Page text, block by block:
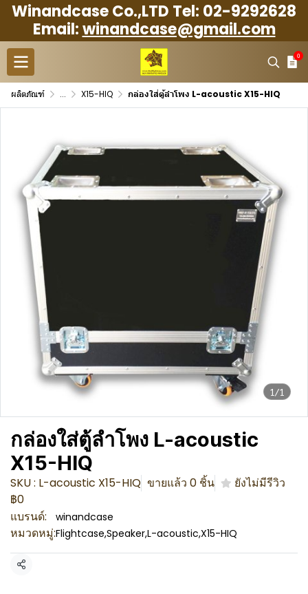
Winandcase Co.,LTD Tel: 02-9292628
Email:winandcase@gmail.com
0
ผลิตภัณฑ์ ... X15-HIQ กล่องใส่ตู้ลำโพง L-acoustic X15-HIQ
1/1
กล่องใส่ตู้ลำโพง L-acoustic
X15-HIQ
SKU : L-acoustic X15-HIQ ขายแล้ว 0 ชิ้น
ยังไม่มีรีวิว
฿0
แบรนด์:
winandcase
หมวดหมู่:Flightcase,Speaker,L-acoustic,X15-HIQ
แชร์